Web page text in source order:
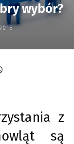
wybór?
z
są